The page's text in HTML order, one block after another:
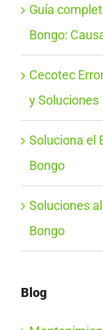
Guía
Bongo:
Cecotec
y Soluciones
Soluciona el
Bongo
Soluciones
Bongo
Blog